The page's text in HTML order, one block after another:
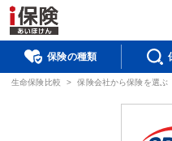
保険の種類
生命保険比較 > 保険会社から保険を選ぶ